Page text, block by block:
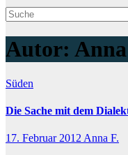
Autor:
Süden
Die Sache mit dem
17. Februar 2012Anna F.